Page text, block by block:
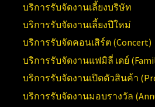
บริการรับจัดงานเลี้ยงบริษัท
บริการรับจัดงานเลี้ยงปีใหม่
บริการรับจัดคอนเสิร์ต (Concert)
บริการรับจัดงานแฟมิลี่ เดย์ (
บริการรับจัดงานเปิดตัวสินค้า (
บริการรับจัดงานมอบรางวัล